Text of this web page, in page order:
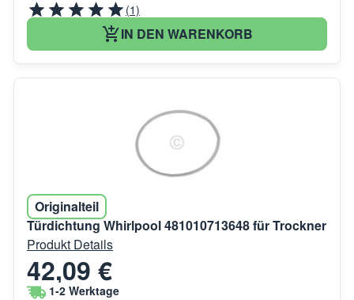
(1)
IN DEN WARENKORB
Originalteil
Türdichtung Whirlpool 481010713648 für Trockner
Produkt Details
42,09 €
1-2 Werktage